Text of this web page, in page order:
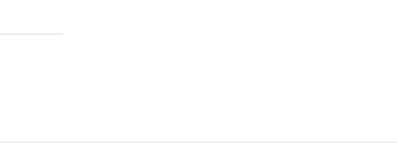
оружия, частной детективной и охранной